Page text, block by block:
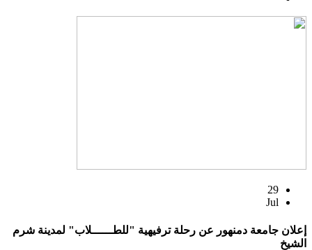
29
Jul
إعلان جامعة دمنهور عن رحلة ترفيهية "للطــــــلاب" لمدينة شرم
الشيخ